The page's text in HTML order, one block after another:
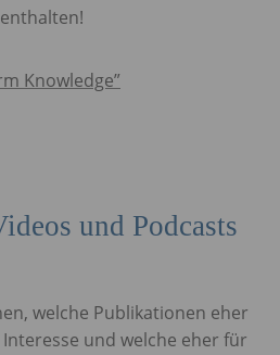
Knowledge”
und Podcasts
welche Publikationen eher
und welche eher für